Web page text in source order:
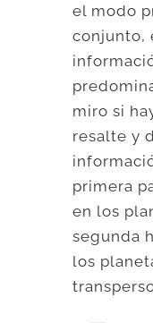
el modo
conjunto,
miro si
resalte y
primera
en los
segunda
los